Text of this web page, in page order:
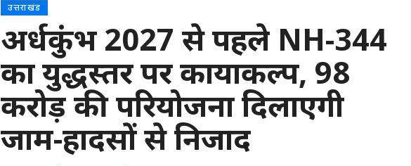
उत्तराखंड
अर्धकुंभ 2027 से पहले NH-344
का युद्धस्तर पर कायाकल्प, 98
करोड़ की परियोजना दिलाएगी
जाम-हादसों से निजाद